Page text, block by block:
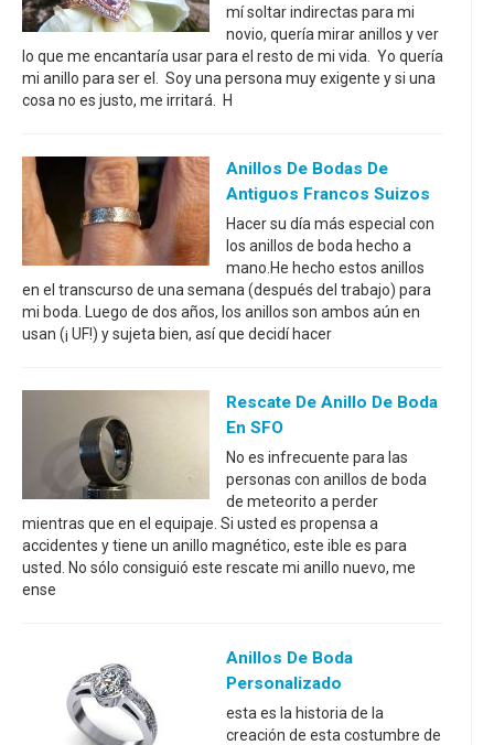
mí soltar indirectas para mi
novio, quería mirar anillos y ver
lo que me encantaría usar para el resto de mi vida. Yo quería
mi anillo para ser el. Soy una persona muy exigente y si una
cosa no es justo, me irritará. H
Anillos De Bodas De
Antiguos Francos Suizos
Hacer su día más especial con
los anillos de boda hecho a
mano.He hecho estos anillos
en el transcurso de una semana (después del trabajo) para
mi boda. Luego de dos años, los anillos son ambos aún en
usan (¡ UF!) y sujeta bien, así que decidí hacer
Rescate De Anillo De Boda
En SFO
No es infrecuente para las
personas con anillos de boda
de meteorito a perder
mientras que en el equipaje. Si usted es propensa a
accidentes y tiene un anillo magnético, este ible es para
usted. No sólo consiguió este rescate mi anillo nuevo, me
ense
Anillos De Boda
Personalizado
esta es la historia de la
creación de esta costumbre de